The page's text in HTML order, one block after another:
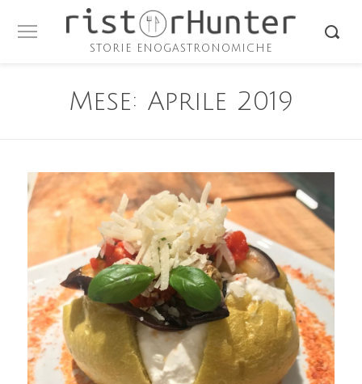
STORIE ENOGASTRONOMICHE
Mese: Aprile 2019